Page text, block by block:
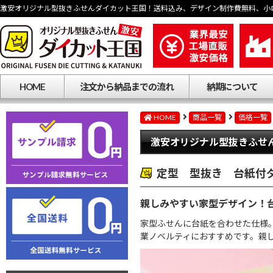
激安オリジナル型抜きふせんダイカット王国！送料込み、デザイン制作費無料、
HOME 注文から納品までの流れ 納期について
HOME 商品一覧 価格一覧
激安オリジナル型抜きふせ
定型 型抜き 台紙付
親しみやすい家型デザイン！
家型ふせんに台紙を合わせた仕
業ノベルティにおすすめです。親